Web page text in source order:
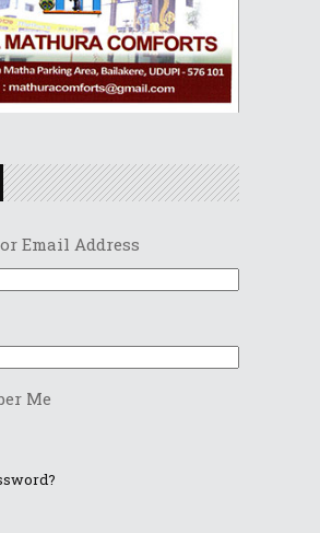
Email Address
Me